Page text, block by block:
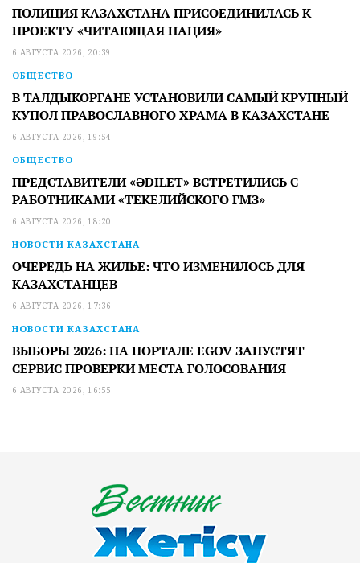
ПОЛИЦИЯ КАЗАХСТАНА ПРИСОЕДИНИЛАСЬ К
ПРОЕКТУ «ЧИТАЮЩАЯ НАЦИЯ»
6 АВГУСТА 2026, 20:39
ОБЩЕСТВО
В ТАЛДЫКОРГАНЕ УСТАНОВИЛИ САМЫЙ КРУПНЫЙ
КУПОЛ ПРАВОСЛАВНОГО ХРАМА В КАЗАХСТАНЕ
6 АВГУСТА 2026, 19:54
ОБЩЕСТВО
ПРЕДСТАВИТЕЛИ «ӘDILET» ВСТРЕТИЛИСЬ С
РАБОТНИКАМИ «ТЕКЕЛИЙСКОГО ГМЗ»
6 АВГУСТА 2026, 18:20
НОВОСТИ КАЗАХСТАНА
ОЧЕРЕДЬ НА ЖИЛЬЕ: ЧТО ИЗМЕНИЛОСЬ ДЛЯ
КАЗАХСТАНЦЕВ
6 АВГУСТА 2026, 17:36
НОВОСТИ КАЗАХСТАНА
ВЫБОРЫ 2026: НА ПОРТАЛЕ EGOV ЗАПУСТЯТ
СЕРВИС ПРОВЕРКИ МЕСТА ГОЛОСОВАНИЯ
6 АВГУСТА 2026, 16:55